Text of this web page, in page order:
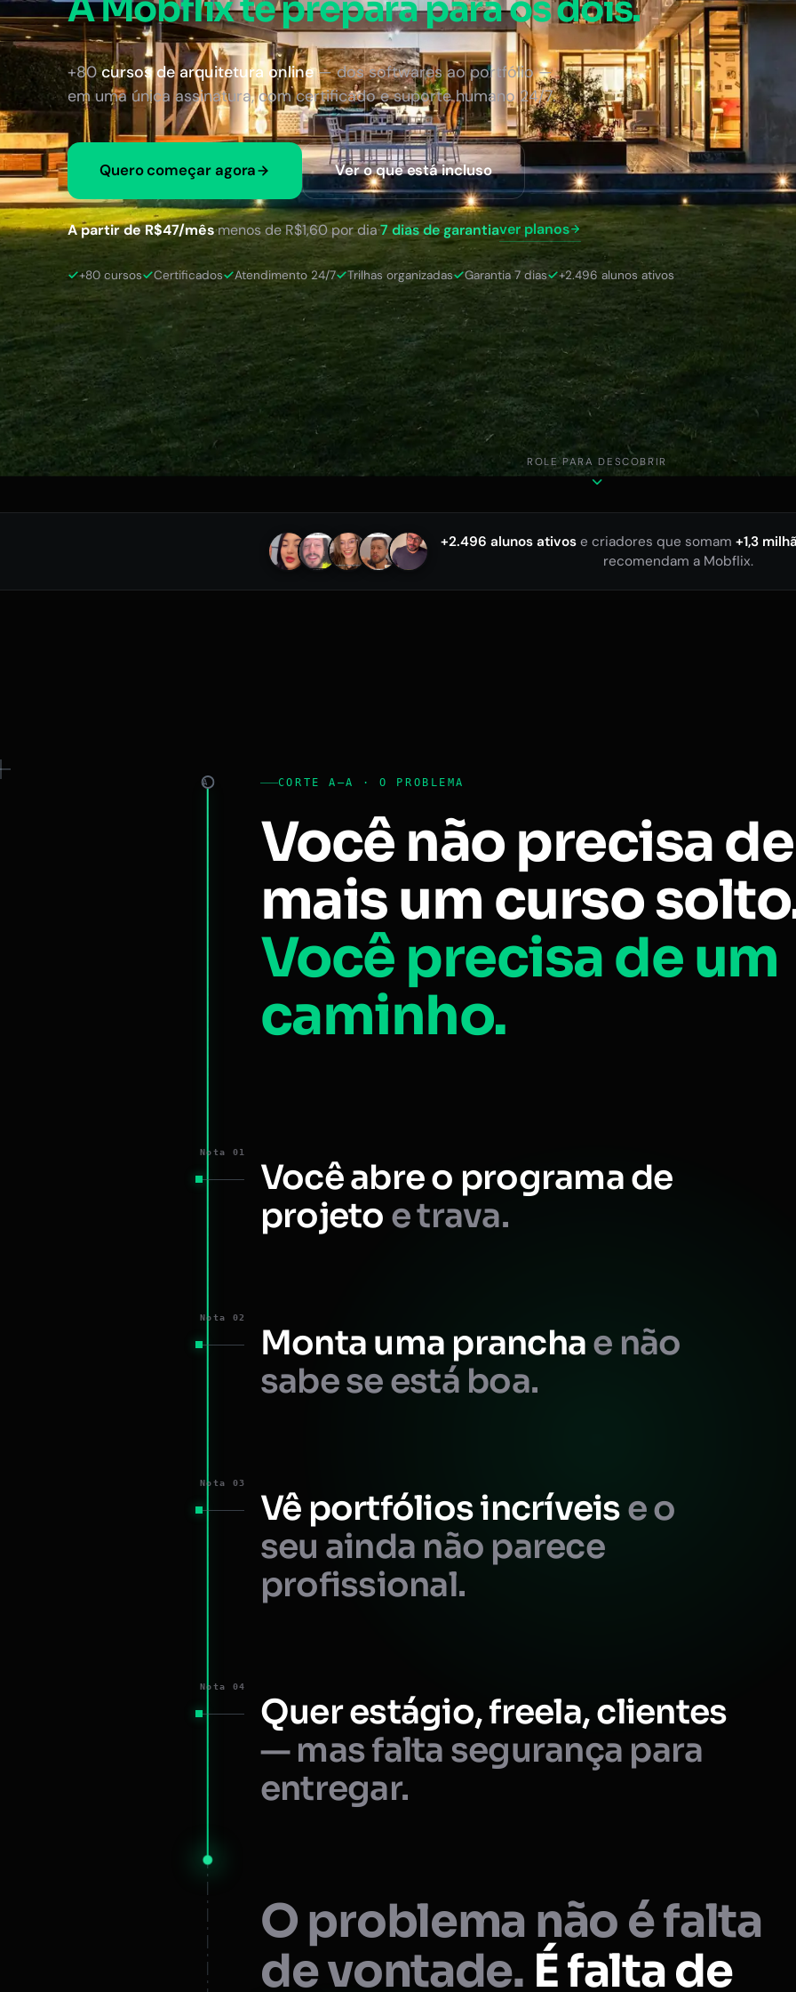
+80cursos de arquitetura online— dos softwares ao portfólio —
em uma única assinatura, com certificado e suporte humano 24/7.
Quero começar agora Ver o que está incluso
A partir de R$47/mês·menos de R$1,60 por dia·7 dias de garantiaver planos
+80 cursos Certificados Atendimento 24/7 Trilhas organizadas Garantia 7 dias +2.496 alunos ativos
ROLE PARA DESCOBRIR
+2.496 alunos ativose criadores que somam +1,3
recomendam a Mobflix.
A CORTE A–A · O PROBLEMA
Você não precisa de
mais um curso
Você precisa de um
caminho.
Nota 01
Você abre o programa de
projeto e trava.
Nota 02
Monta uma pranchae não
sabe se está boa.
Nota 03
Vê portfólios incríveise o
seu ainda não parece
profissional.
Nota 04
Quer estágio, freela, clientes
— mas falta segurança para
entregar.
O problema não é falta
de vontade. É falta de